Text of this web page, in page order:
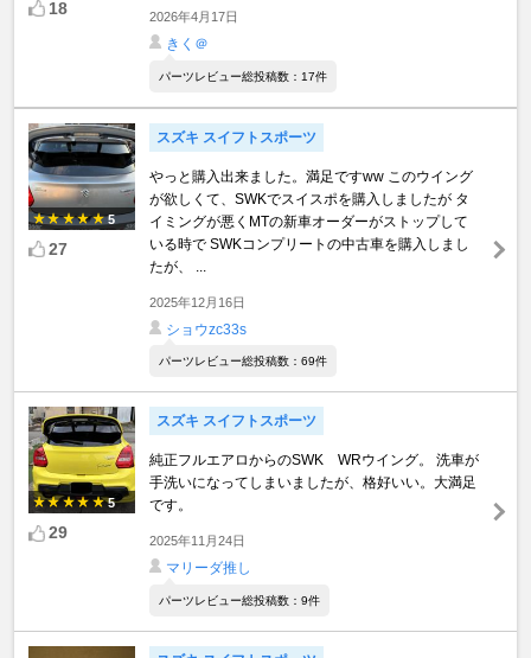
18 2026年4月17日
きく＠
パーツレビュー総投稿数：17件
5
27
スズキ スイフトスポーツ
やっと購入出来ました。満足ですww このウイング
が欲しくて、SWKでスイスポを購入しましたが タ
イミングが悪くMTの新車オーダーがストップして
いる時で SWKコンプリートの中古車を購入しまし
たが、 ...
2025年12月16日
ショウzc33s
パーツレビュー総投稿数：69件
5
29
スズキ スイフトスポーツ
純正フルエアロからのSWK WRウイング。 洗車が
手洗いになってしまいましたが、格好いい。大満足
です。
2025年11月24日
マリーダ推し
パーツレビュー総投稿数：9件